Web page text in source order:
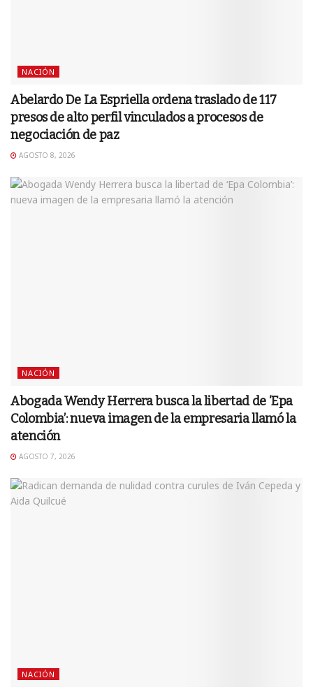
NACIÓN
Abelardo De La Espriella ordena traslado de 117
presos de alto perfil vinculados a procesos de
negociación de paz
AGOSTO 8, 2026
NACIÓN
Abogada Wendy Herrera busca la libertad de ‘Epa
Colombia’: nueva imagen de la empresaria llamó la
atención
AGOSTO 7, 2026
NACIÓN